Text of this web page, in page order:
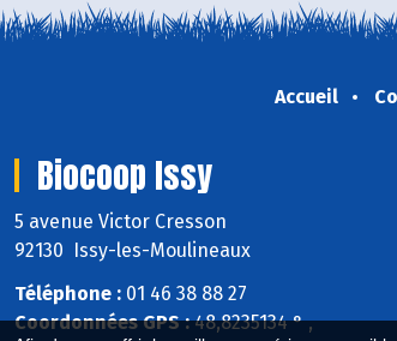
Accueil
Biocoop Issy
5 avenue Victor Cresson
92130 Issy-les-Moulineaux
Téléphone : 01 46 38 88 27
Coordonnées GPS :48,8235134 ° ,